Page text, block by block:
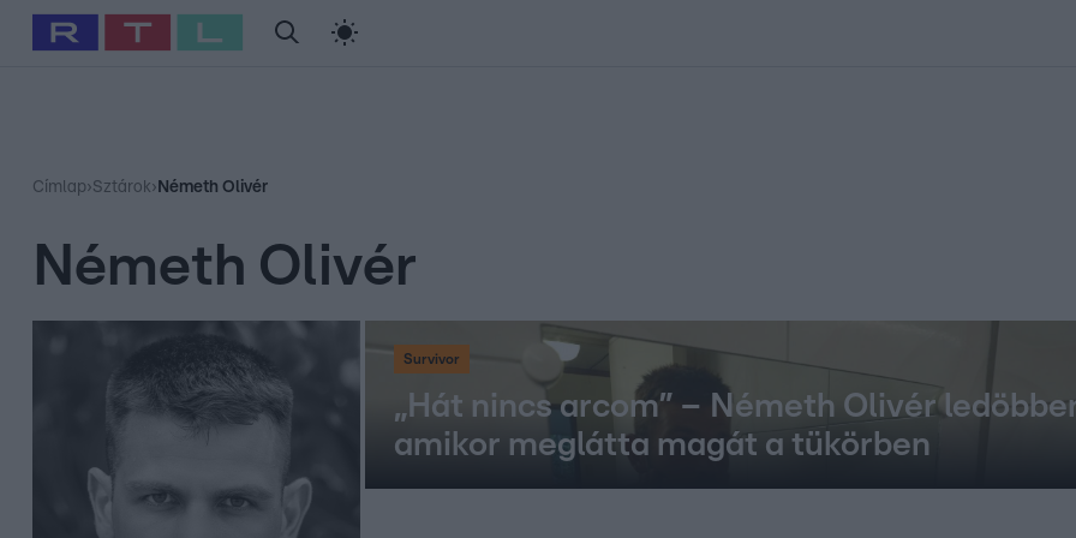
Babits Marcella Szellő István Most Wanted
Címlap›Sztárok› Németh Olivér
Németh Olivér
Survivor
„Hát nincs arcom” – Németh Olivér
amikor meglátta magát a tükörben